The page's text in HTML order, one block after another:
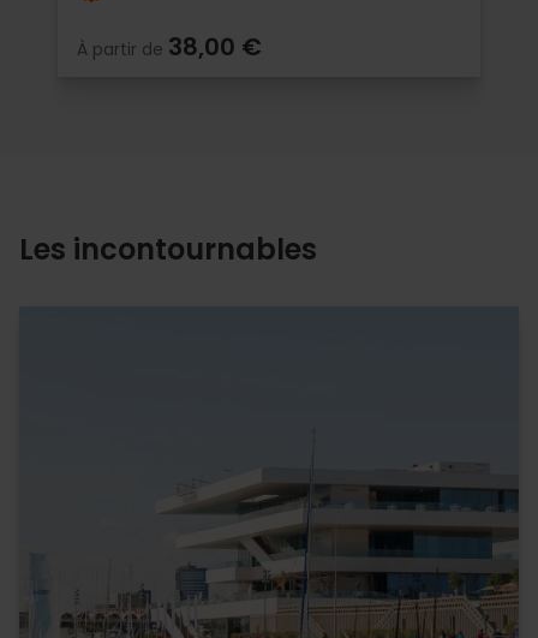
À partir de 38,00 €
Les incontournables